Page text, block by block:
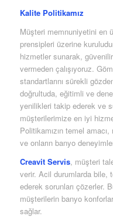
Kalite Politikamız
Müşteri memnuniyetini en
prensipleri üzerine
hizmetler sunarak,
vermeden çalışıyoruz.
standartlarını sürekli
doğrultuda, eğitimli ve
yenilikleri takip ederek ve
müşterilerimize en iyi
Politikamızın temel
ve onların banyo
Creavit Servis, müşteri
verir. Acil durumlarda bile,
ederek sorunları çözerler.
müşterilerin banyo
sağlar.